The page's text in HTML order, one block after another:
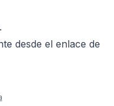
desde el enlace de